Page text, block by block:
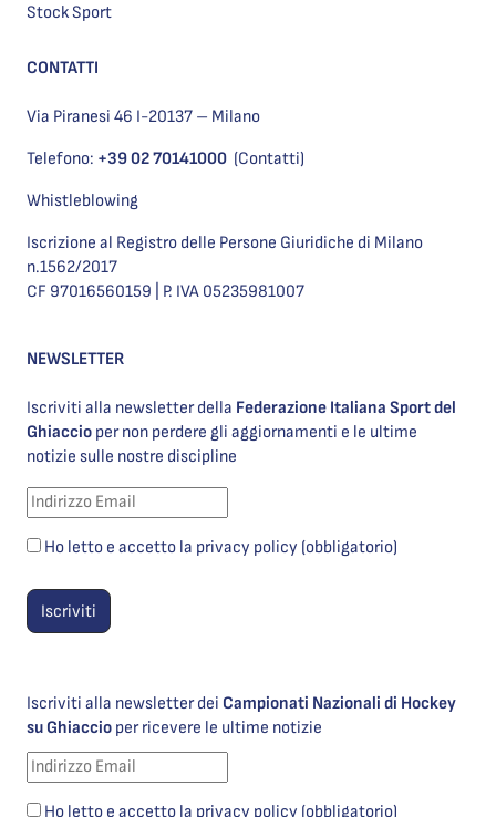
Stock Sport
CONTATTI
Via Piranesi 46 I-20137 – Milano
Telefono: +39 02 70141000 (Contatti)
Whistleblowing
Iscrizione al Registro delle Persone Giuridiche di Milano
n.1562/2017
CF 97016560159 | P. IVA 05235981007
NEWSLETTER
Iscriviti alla newsletter della Federazione Italiana Sport del
Ghiaccio per non perdere gli aggiornamenti e le ultime
notizie sulle nostre discipline
Ho letto e accetto la privacy policy (obbligatorio)
Iscriviti alla newsletter dei Campionati Nazionali di Hockey
su Ghiaccio per ricevere le ultime notizie
Ho letto e accetto la privacy policy (obbligatorio)